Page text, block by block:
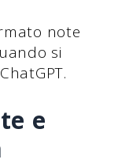
note
si
e